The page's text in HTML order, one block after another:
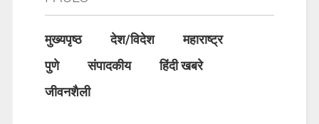
मुख्यपृष्ठ देश/विदेश
महाराष्ट्र
पुणे
संपादकीय
हिंदी खबरे
जीवनशैली